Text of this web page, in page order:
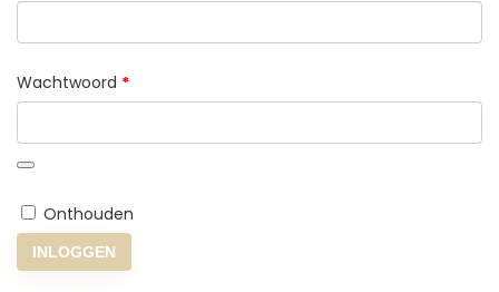
Wachtwoord *Vereist
Onthouden
INLOGGEN